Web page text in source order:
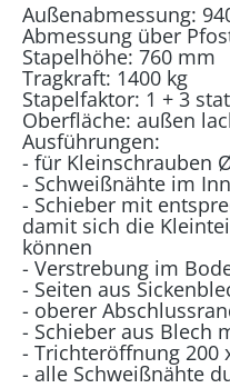
Außenabmessung:
Abmessung über
Stapelhöhe: 760 mm
Tragkraft: 1400 kg
Stapelfaktor: 1 + 3
Oberfläche: außen
Ausführungen:
- für Kleinschrauben
- Schweißnähte im
- Schieber mit
damit sich die
können
- Verstrebung im
- Seiten aus
- oberer
- Schieber aus Blech
- Trichteröffnung 200
- alle Schweißnähte